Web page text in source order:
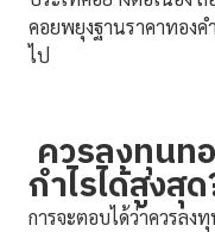
คอยพยุงฐานราคาทองค
ไป
ควรลงทุนท
กำไรได้สูงสุ
การจะตอบได้ว่าควรลง